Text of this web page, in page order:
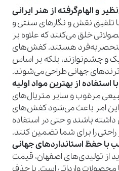
و الهام‌گرفته از هنر ایرانی
تلفیق نقش و نگارهای سنتی و
خلق می‌کنند که علاوه بر
منحصربه‌فرد هستند. کفش‌های
و چشم‌نوازند، بلکه بر اساس
جهانی طراحی می‌شوند.
استفاده از بهترین مواد اولیه
مرغوب و سایر متریال‌های
این امر باعث می‌شود کفش‌های
باشند و حتی در استفاده
را برای شما تضمین کنند.
با حفظ استانداردهای جهانی
از تولیدی‌های اصفهان، قیمت